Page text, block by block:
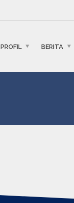
PROFIL BERITA